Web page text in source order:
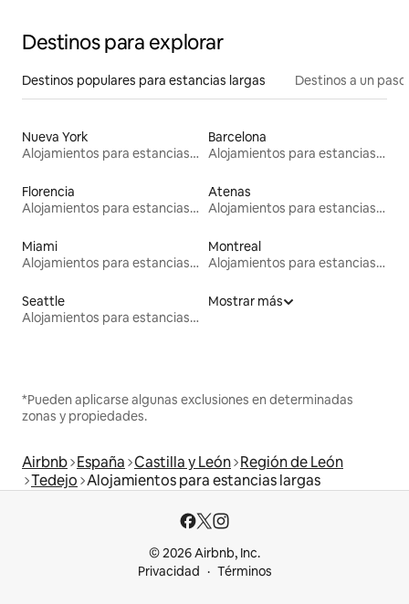
Destinos para explorar
Destinos populares para estancias largas Destinos a un
Nueva York
Alojamientos para estancias largas
Barcelona
Alojamientos para estancias largas
Florencia
Alojamientos para estancias largas
Atenas
Alojamientos para estancias largas
Miami
Alojamientos para estancias largas
Montreal
Alojamientos para estancias largas
Seattle
Alojamientos para estancias largas
Mostrar más
*Pueden aplicarse algunas exclusiones en determinadas
zonas y propiedades.
Airbnb España Castilla y León Región de León
Tedejo Alojamientos para estancias largas
© 2026 Airbnb, Inc.
Privacidad
Términos